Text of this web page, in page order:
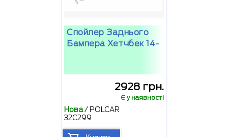
Спойлер Заднього
Бампера Хетчбек 14-
2928 грн.
Є у наявності
Нова/ POLCAR
32C299